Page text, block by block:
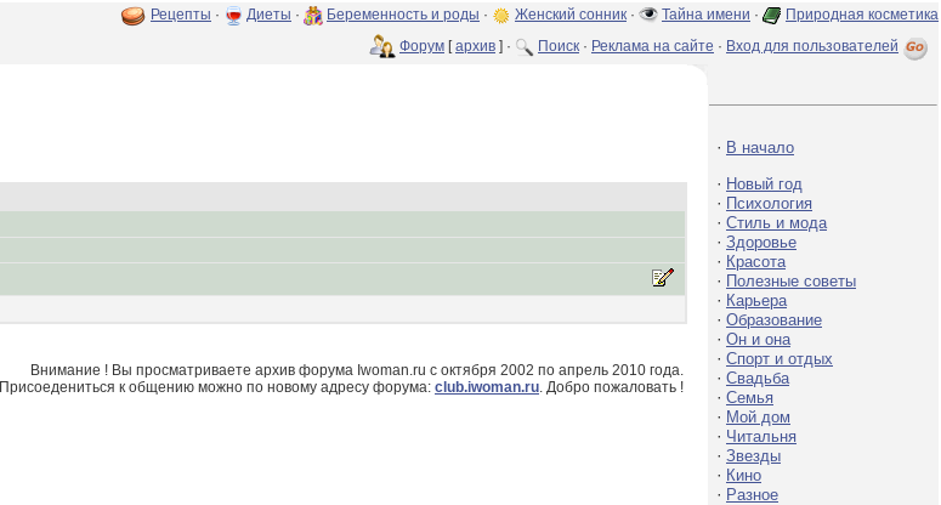
Рецепты · Диеты · Беременность и роды · Женский сонник · Тайна имени ·
Природная косметика
Форум [архив ] · Поиск · Реклама на сайте · Вход для пользователей
Внимание ! Вы просматриваете архив форума Iwoman.ru с октября 2002 по апрель 2010 года.
Присоедениться к общению можно по новому адресу форума: club.iwoman.ru. Добро пожаловать !
· В начало
· Новый год
· Психология
· Стиль и мода
· Здоровье
· Красота
· Полезные советы
· Карьера
· Образование
· Он и она
· Спорт и отдых
· Свадьба
· Семья
· Мой дом
· Читальня
· Звезды
· Кино
· Разное